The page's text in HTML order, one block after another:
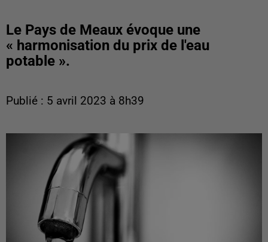
Le Pays de Meaux évoque une
« harmonisation du prix de l'eau
potable ».
Publié : 5 avril 2023 à 8h39